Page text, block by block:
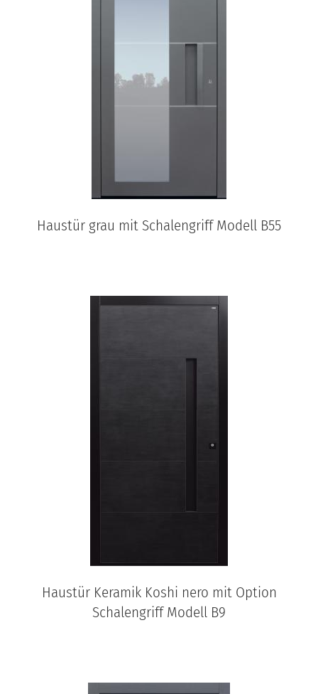
Haustür grau mit Schalengriff Modell B55
Haustür Keramik Koshi nero mit Option
Schalengriff Modell B9